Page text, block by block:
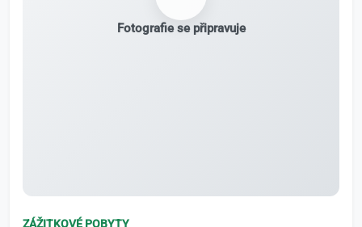
Fotografie se připravuje
ZÁŽITKOVÉ POBYTY